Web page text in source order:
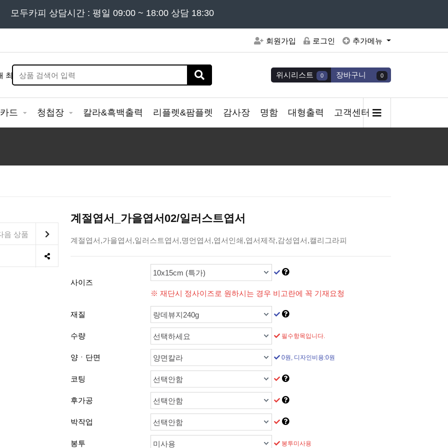
문의는 02) 302 - 7797 및 '견적문의 ' 게시판을 이용해주세요
모두카피 상담시간 : 평일 09:00 ~ 18:00 상담 18:30
회원가입 로그인 추가메뉴
위시리스트 0 장바구니 0
드 청첩장 칼라&흑백출력 리플렛&팜플렛 감사장 명함 대형출력 고객센터
음 상품
계절엽서_가을엽서02/일러스트엽서
계절엽서,가을엽서,일러스트엽서,명언엽서,엽서인쇄,엽서제작,감성엽서,캘리그라피
사이즈
10x15cm (특가)
※ 재단시 정사이즈로 원하시는 경우 비고란에 꼭 기재요청
재질 랑데뷰지240g
수량 선택하세요 필수항목입니다.
양ㆍ단면 양면칼라 0원, 디자인비용:0원
코팅 선택안함
후가공 선택안함
박작업 선택안함
봉투 미사용 봉투미사용